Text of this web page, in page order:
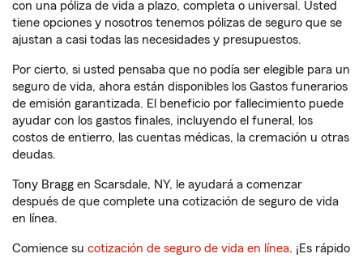
con una póliza de vida a plazo, completa o universal. Usted
tiene opciones y nosotros tenemos pólizas de seguro que se
ajustan a casi todas las necesidades y presupuestos.
Por cierto, si usted pensaba que no podía ser elegible para un
seguro de vida, ahora están disponibles los Gastos funerarios
de emisión garantizada. El beneficio por fallecimiento puede
ayudar con los gastos finales, incluyendo el funeral, los
costos de entierro, las cuentas médicas, la cremación u otras
deudas.
Tony Bragg en Scarsdale, NY, le ayudará a comenzar
después de que complete una cotización de seguro de vida
en línea.
Comience su cotización de seguro de vida en línea. ¡Es rápido